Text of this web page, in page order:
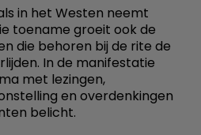
in het Westen neemt
toename groeit ook de
die behoren bij de rite de
In de manifestatie
met lezingen,
en overdenkingen
belicht.